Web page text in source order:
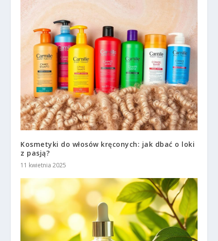
Kosmetyki do włosów kręconych: jak dbać o loki
z pasją?
11 kwietnia 2025